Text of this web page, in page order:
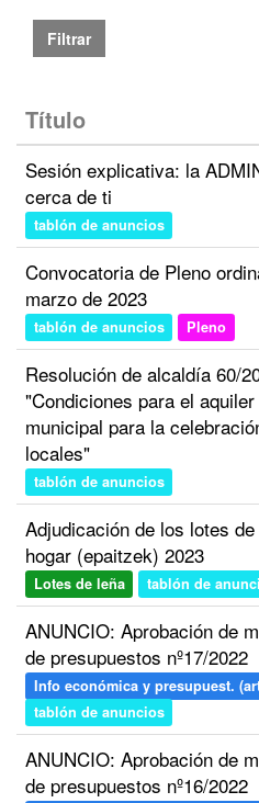
Filtrar
Título
Sesión explicativa: la
cerca de ti
tablón de anuncios
Convocatoria de Pleno
marzo de 2023
tablón de anuncios Pleno
Resolución de alcaldía 60/
"Condiciones para el
municipal para la
locales"
tablón de anuncios
Adjudicación de los lotes
hogar (epaitzek) 2023
Lotes de leña tablón de
ANUNCIO: Aprobación de
de presupuestos nº17/2022
Info económica y presupuest.
tablón de anuncios
ANUNCIO: Aprobación de
de presupuestos nº16/2022